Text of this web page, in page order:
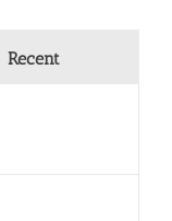
Recent